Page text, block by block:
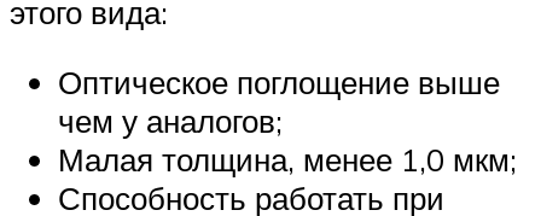
этого вида:
Оптическое поглощение выше
чем у аналогов;
Малая толщина, менее 1,0 мкм;
Способность работать при